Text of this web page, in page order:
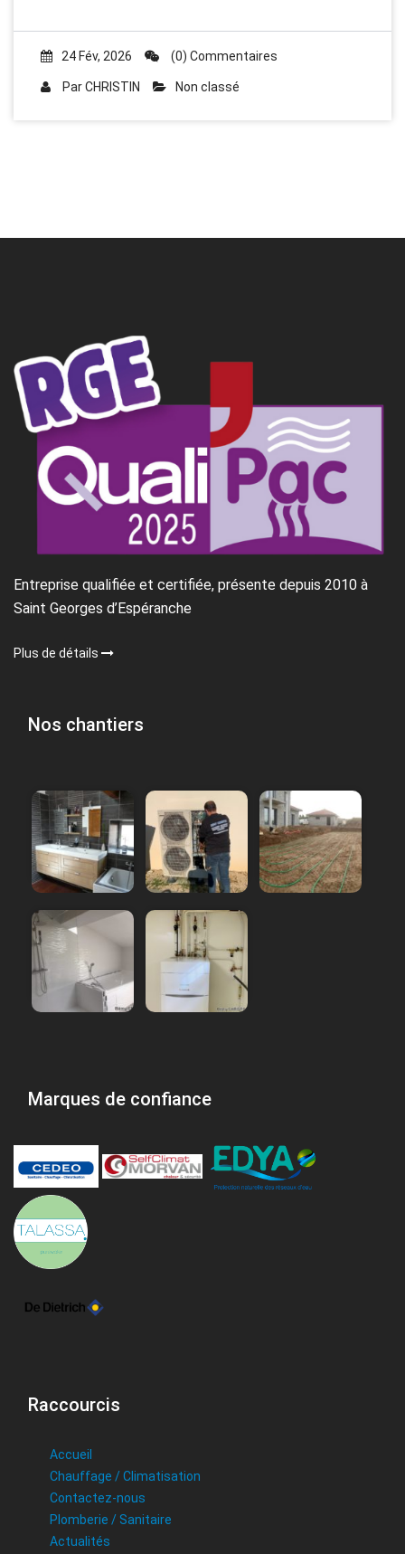
24 Fév, 2026 (0) Commentaires
ParCHRISTIN Non classé
Entreprise qualifiée et certifiée, présente depuis 2010 à
Saint Georges d’Espéranche
Plus de détails
Nos chantiers
Marques de confiance
Raccourcis
Accueil
Chauffage / Climatisation
Contactez-nous
Plomberie / Sanitaire
Actualités